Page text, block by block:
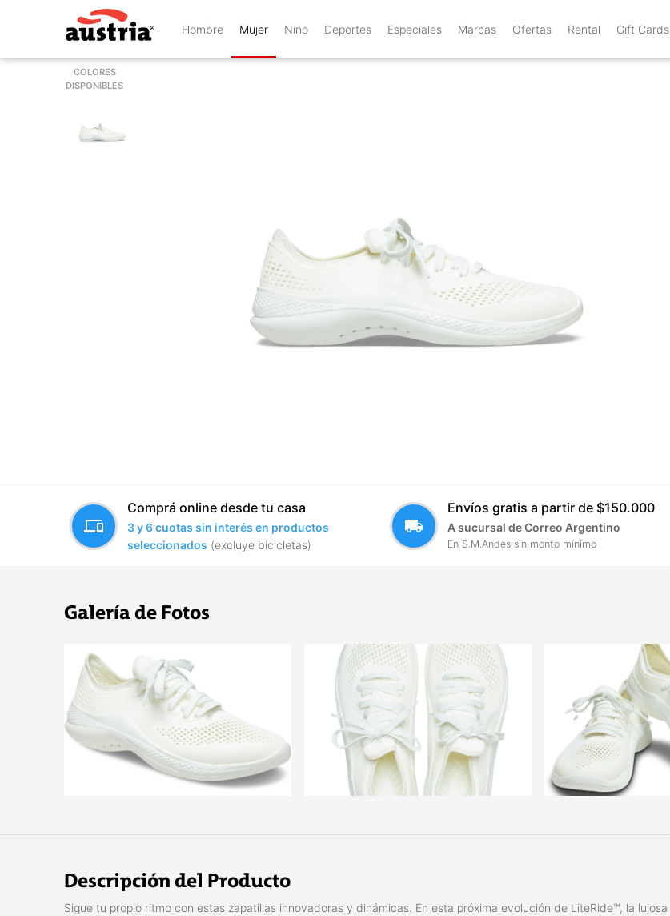
Hombre Mujer Niño Deportes Especiales Marcas Ofertas Rental Gift Cards
COLORES
DISPONIBLES
devices
Comprá online desde tu casa
3 y 6 cuotas sin interés en productos
seleccionados (excluye bicicletas)
local_shipping
Envíos gratis a partir de $150.000
A sucursal de Correo Argentino
En S.M.Andes sin monto mínimo
Galería de Fotos
Descripción del Producto
Sigue tu propio ritmo con estas zapatillas innovadoras y dinámicas. En esta próxima evolución de LiteRide™, la lujosa